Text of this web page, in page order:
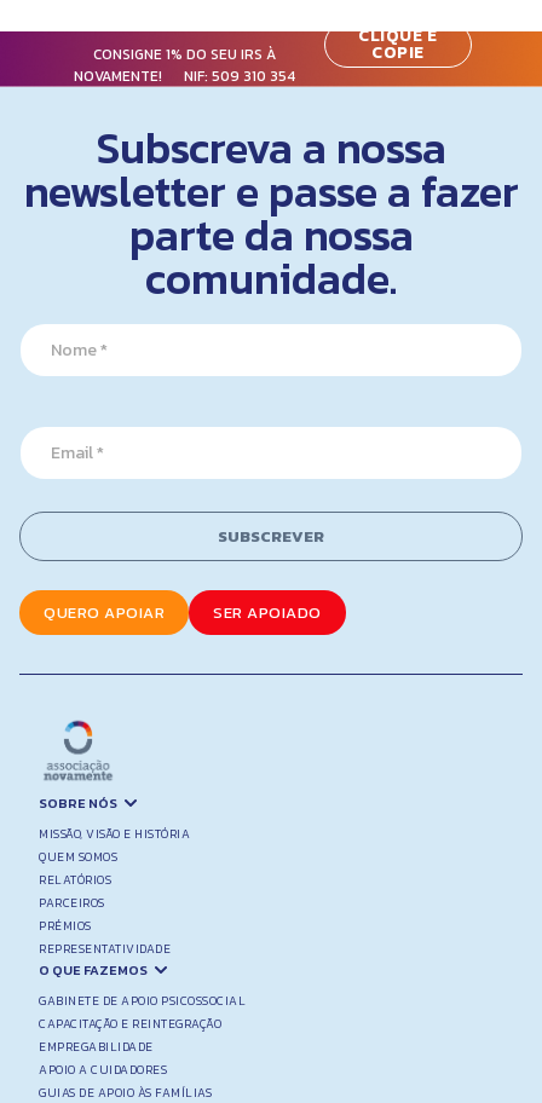
CONSIGNE 1% DO SEU IRS À
NOVAMENTE! NIF:509 310 354
CLIQUE E
COPIE
Subscreva a nossa
newsletter e passe a fazer
parte da nossa
comunidade.
N
a
m
m
a
E
m
i
l
a
E
m
a
l
*
SUBSCREVER
QUERO APOIAR SER APOIADO
SOBRE NÓS
MISSÃO, VISÃO E HISTÓRIA
QUEM SOMOS
RELATÓRIOS
PARCEIROS
PRÉMIOS
REPRESENTATIVIDADE
O QUE FAZEMOS
GABINETE DE APOIO PSICOSSOCIAL
CAPACITAÇÃO E REINTEGRAÇÃO
EMPREGABILIDADE
APOIO A CUIDADORES
GUIAS DE APOIO ÀS FAMÍLIAS